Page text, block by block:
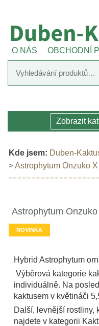
O NÁS OBCHODNÍ
Zobrazit
Kde jsem: Duben-
>Astrophytum Onzuko
Astrophytum
NOVINKA
Hybrid Astrophytum
Výběrová kategorie
individuálně. Na
kaktusem v květináči
Další, levnější rostliny,
najdete v kategorii